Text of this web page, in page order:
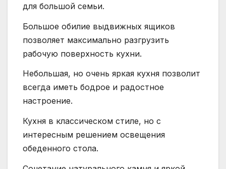
для большой семьи.
Большое обилие выдвижных ящиков
позволяет максимально разгрузить
рабочую поверхность кухни.
Небольшая, но очень яркая кухня позволит
всегда иметь бодрое и радостное
настроение.
Кухня в классическом стиле, но с
интересным решением освещения
обеденного стола.